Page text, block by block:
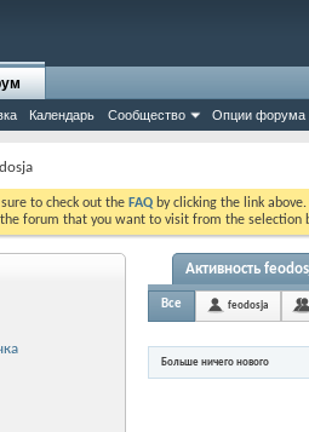
Календарь Сообщество Опции форума
to check out the FAQ by clicking the link
forum that you want to visit from the selection
Активность
Все feodosja
Больше ничего нового